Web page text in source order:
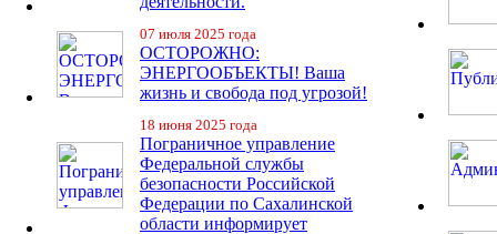
07 июля 2025 года
ОСТОРОЖНО:
ЭНЕРГООБЪЕКТЫ! Ваша
жизнь и свобода под угрозой!
18 июня 2025 года
Пограничное управление
Федеральной службы
безопасности Российской
Федерации по Сахалинской
области информирует